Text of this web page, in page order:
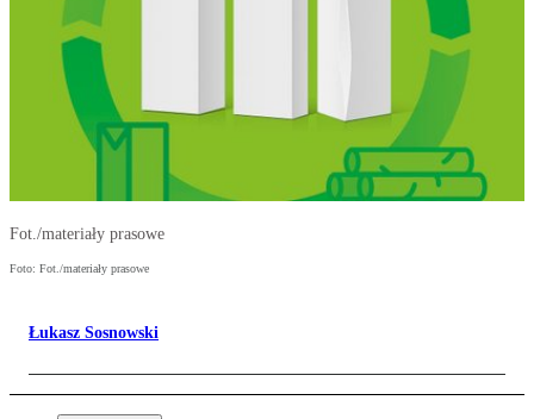
Fot./materiały prasowe
Foto: Fot./materiały prasowe
Łukasz Sosnowski